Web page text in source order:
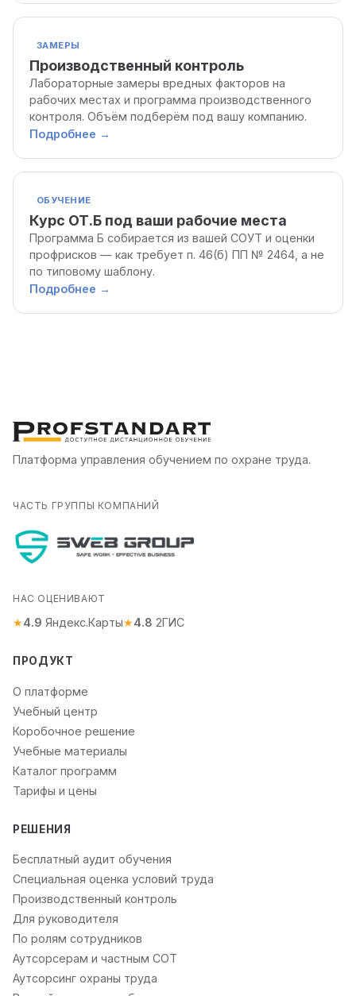
ЗАМЕРЫ
Производственный контроль
Лабораторные замеры вредных факторов на
рабочих местах и программа производственного
контроля. Объём подберём под вашу компанию.
Подробнее →
ОБУЧЕНИЕ
Курс ОТ.Б под ваши рабочие места
Программа Б собирается из вашей СОУТ и оценки
профрисков — как требует п. 46(б) ПП № 2464, а не
по типовому шаблону.
Подробнее →
Платформа управления обучением по охране труда.
ЧАСТЬ ГРУППЫ КОМПАНИЙ
НАС ОЦЕНИВАЮТ
★4.9 Яндекс.Карты★4.8 2ГИС
ПРОДУКТ
О платформе
Учебный центр
Коробочное решение
Учебные материалы
Каталог программ
Тарифы и цены
РЕШЕНИЯ
Бесплатный аудит обучения
Специальная оценка условий труда
Производственный контроль
Для руководителя
По ролям сотрудников
Аутсорсерам и частным СОТ
Аутсорсинг охраны труда